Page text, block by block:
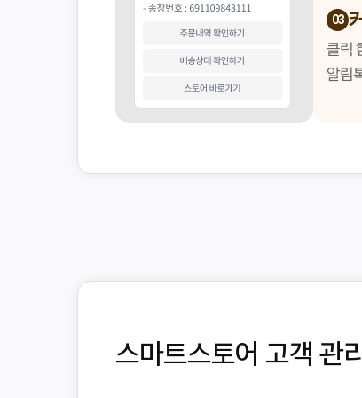
03
클릭
알림
스마트스토어 고객 관